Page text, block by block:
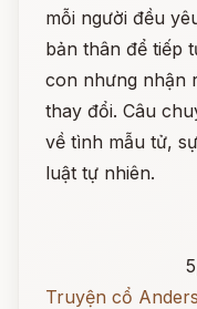
mỗi người đều
bản thân để tiếp
con nhưng nhận
thay đổi. Câu
về tình mẫu tử,
luật tự nhiên.
Truyện cổ